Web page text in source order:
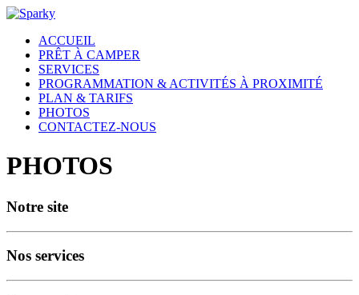
ACCUEIL
PRÊT À CAMPER
SERVICES
PROGRAMMATION & ACTIVITÉS À PROXIMITÉ
PLAN & TARIFS
PHOTOS
CONTACTEZ-NOUS
PHOTOS
Notre site
Nos services